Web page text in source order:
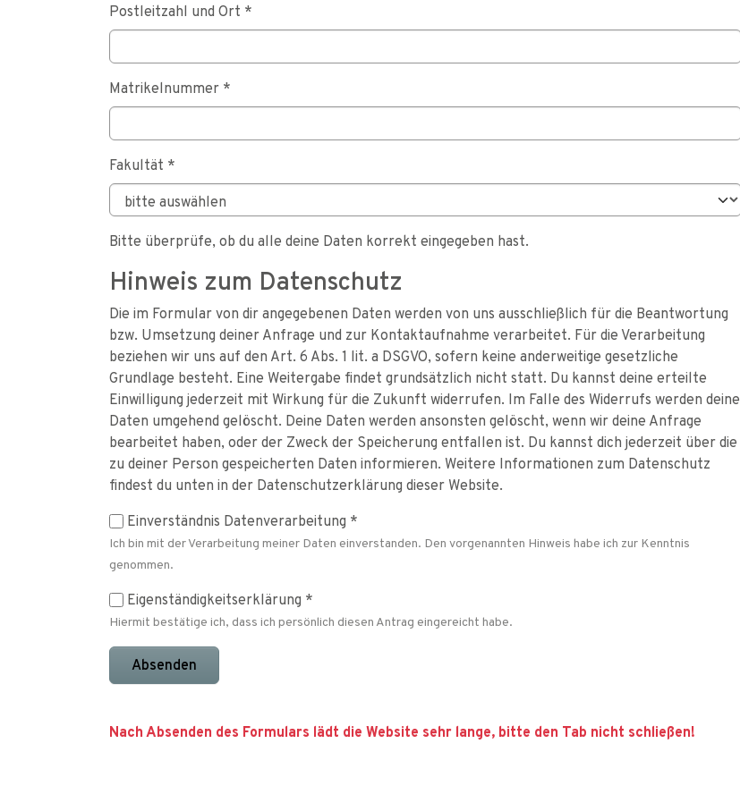
Postleitzahl und Ort *
Matrikelnummer *
Fakultät *
Bitte überprüfe, ob du alle deine Daten korrekt eingegeben hast.
Hinweis zum Datenschutz
Die im Formular von dir angegebenen Daten werden von uns ausschließlich für die Beantwortung
bzw. Umsetzung deiner Anfrage und zur Kontaktaufnahme verarbeitet. Für die Verarbeitung
beziehen wir uns auf den Art. 6 Abs. 1 lit. a DSGVO, sofern keine anderweitige gesetzliche
Grundlage besteht. Eine Weitergabe findet grundsätzlich nicht statt. Du kannst deine erteilte
Einwilligung jederzeit mit Wirkung für die Zukunft widerrufen. Im Falle des Widerrufs werden deine
Daten umgehend gelöscht. Deine Daten werden ansonsten gelöscht, wenn wir deine Anfrage
bearbeitet haben, oder der Zweck der Speicherung entfallen ist. Du kannst dich jederzeit über die
zu deiner Person gespeicherten Daten informieren. Weitere Informationen zum Datenschutz
findest du unten in der Datenschutzerklärung dieser Website.
Einverständnis Datenverarbeitung *
Ich bin mit der Verarbeitung meiner Daten einverstanden. Den vorgenannten Hinweis habe ich zur Kenntnis
genommen.
Eigenständigkeitserklärung *
Hiermit bestätige ich, dass ich persönlich diesen Antrag eingereicht habe.
Absenden
Nach Absenden des Formulars lädt die Website sehr lange, bitte den Tab nicht schließen!